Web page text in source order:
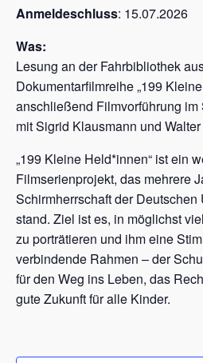
Anmeldeschluss: 15.07.2026
Was:
Lesung an der Fahrbibliothek
Dokumentarfilmreihe „199
anschließend Filmvorführung
mit Sigrid Klausmann und Walter
„199 Kleine Held*innen“ ist ein
Filmserienprojekt, das mehrere
Schirmherrschaft der
stand. Ziel ist es, in möglichst
zu porträtieren und ihm eine
verbindende Rahmen – der
für den Weg ins Leben, das
gute Zukunft für alle Kinder.